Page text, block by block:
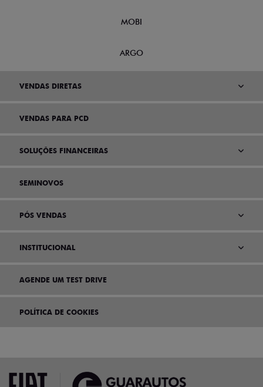
MOBI
ARGO
VENDAS DIRETAS
VENDAS PARA PCD
SOLUÇÕES FINANCEIRAS
SEMINOVOS
PÓS VENDAS
INSTITUCIONAL
AGENDE UM TEST DRIVE
POLÍTICA DE COOKIES